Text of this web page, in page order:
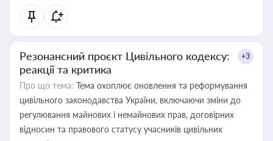
Резонансний проєкт Цивільного кодексу:
реакції та критика
+3
Про що тема: Тема охоплює оновлення та реформування
цивільного законодавства України, включаючи зміни до
регулювання майнових і немайнових прав, договірних
відносин та правового статусу учасників цивільних